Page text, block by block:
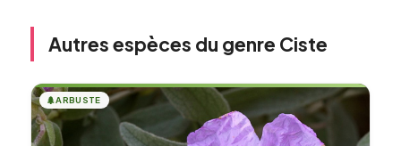
Autres espèces du genre Ciste
🌲ARBUSTE